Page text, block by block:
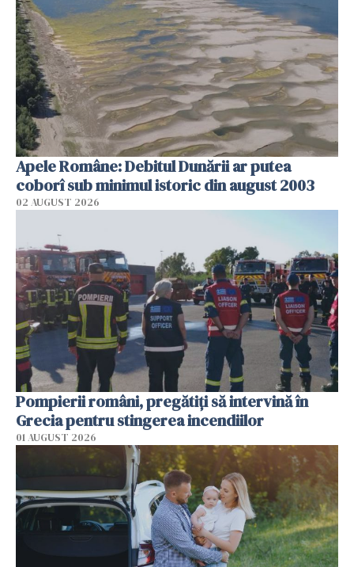
Apele Române: Debitul Dunării ar putea
coborî sub minimul istoric din august 2003
02 AUGUST 2026
Pompierii români, pregătiţi să intervină în
Grecia pentru stingerea incendiilor
01 AUGUST 2026